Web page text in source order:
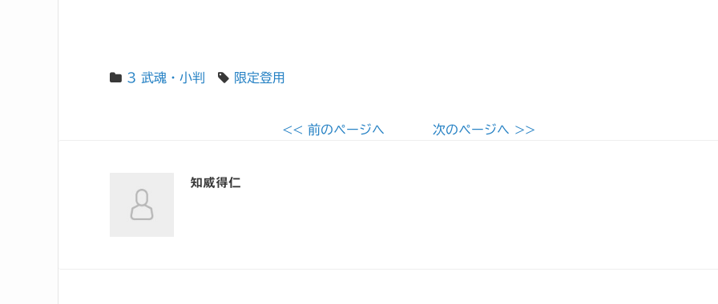
3 武魂・小判 限定登用
<< 前のページへ 次のページへ >>
知威得仁